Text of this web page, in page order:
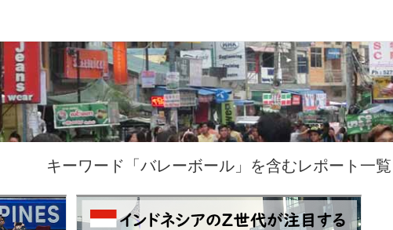
キーワード「バレーボール」を含むレポート一覧